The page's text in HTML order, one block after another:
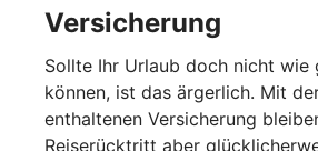
Versicherung
Sollte Ihr Urlaub doch nicht
können, ist das ärgerlich. Mit
enthaltenen Versicherung
Reiserücktritt aber